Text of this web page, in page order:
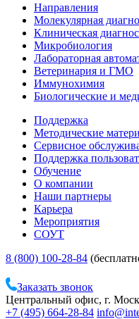
Направления
Молекулярная
Клиническая
Микробиология
Лабораторная
Ветеринария и ГМО
Иммунохимия
Биологические и
Поддержка
Методические
Сервисное
Поддержка
Обучение
О компании
Наши партнеры
Карьера
Мероприятия
СОУТ
8 (800) 100-28-84
Заказать звонок
Центральный офис, г.
+7 (495) 664-28-84